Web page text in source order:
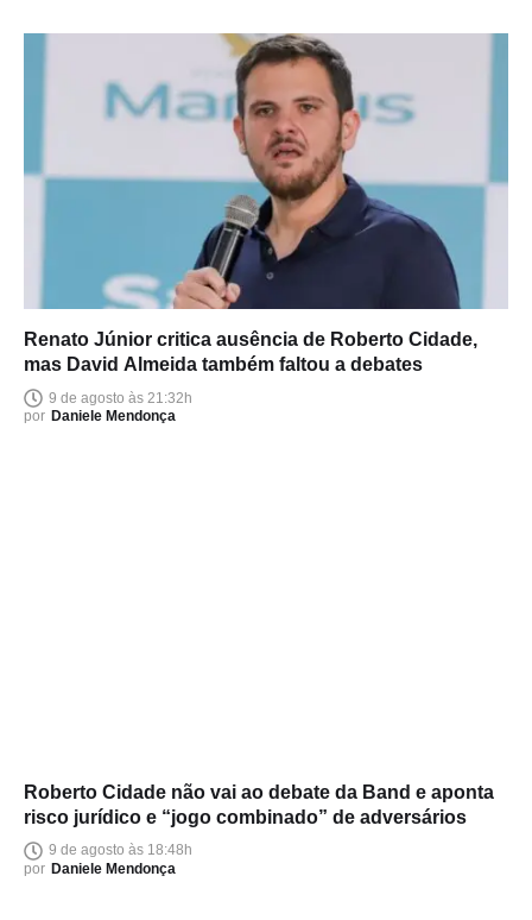
Renato Júnior critica ausência de Roberto Cidade,
mas David Almeida também faltou a debates
9 de agosto às 21:32h
por Daniele Mendonça
Roberto Cidade não vai ao debate da Band e aponta
risco jurídico e “jogo combinado” de adversários
9 de agosto às 18:48h
por Daniele Mendonça